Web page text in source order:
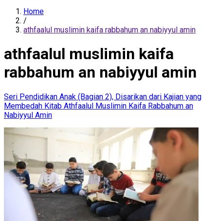
Home
/
athfaalul muslimin kaifa rabbahum an nabiyyul amin
athfaalul muslimin kaifa
rabbahum an nabiyyul amin
Seri Pendidikan Anak (Bagian 2), Disarikan dari Kajian yang
Membedah Kitab Athfaalul Muslimin Kaifa Rabbahum an
Nabiyyul Amin